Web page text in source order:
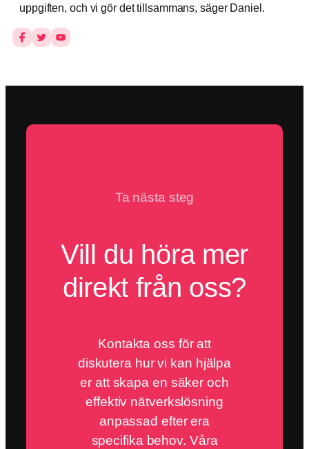
uppgiften, och vi gör det tillsammans, säger Daniel.
Ta nästa steg
Vill du höra mer
direkt från oss?
Kontakta oss för att
diskutera hur vi kan hjälpa
er att skapa en säker och
effektiv nätverkslösning
anpassad efter era
specifika behov. Våra